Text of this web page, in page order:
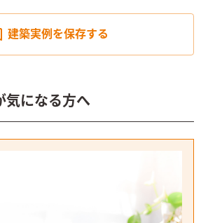
建築実例を保存する
気になる方へ